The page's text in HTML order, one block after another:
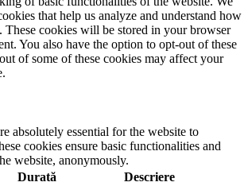
that help us analyze and understand how
These cookies will be stored in your browser
You also have the option to opt-out of these
of some of these cookies may affect your
absolutely essential for the website to
cookies ensure basic functionalities and
website, anonymously.
Durată Descriere